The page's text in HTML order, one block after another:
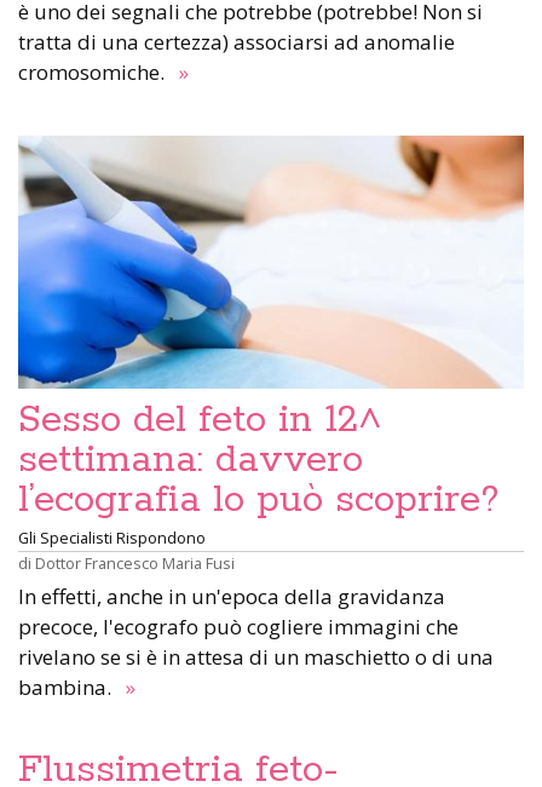
è uno dei segnali che potrebbe (potrebbe! Non si
tratta di una certezza) associarsi ad anomalie
cromosomiche. »
Sesso del feto in 12^
settimana: davvero
l’ecografia lo può scoprire?
Gli Specialisti Rispondono
di Dottor Francesco Maria Fusi
In effetti, anche in un'epoca della gravidanza
precoce, l'ecografo può cogliere immagini che
rivelano se si è in attesa di un maschietto o di una
bambina. »
Flussimetria feto-